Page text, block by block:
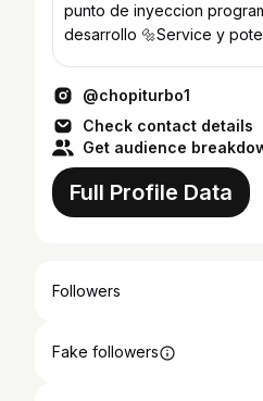
punto de inyeccion
desarrollo 🔩Service y potenciación #Audi #VW
@chopiturbo1
Check contact details
Get audience
Full Profile Data
Followers
Fake followers